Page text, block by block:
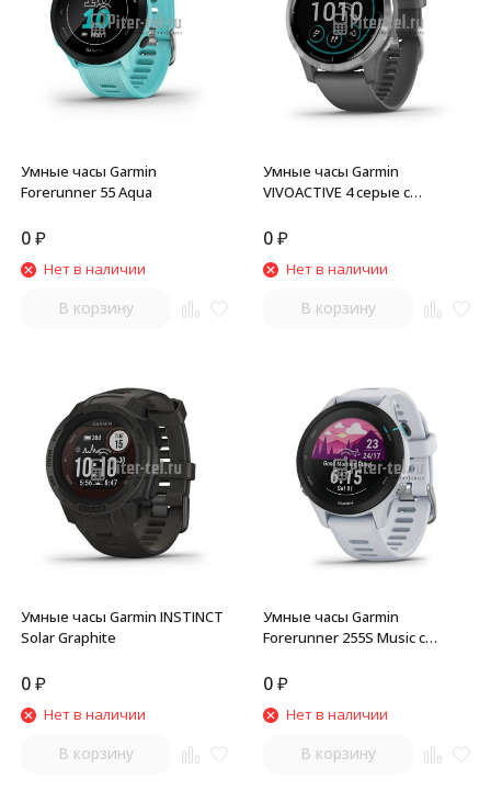
Умные часы Garmin
Forerunner 55 Aqua
0₽
Нет в наличии
В корзину
Умные часы Garmin
VIVOACTIVE 4 серые с
0₽
Нет в наличии
В корзину
Умные часы Garmin INSTINCT
Solar Graphite
0₽
Нет в наличии
В корзину
Умные часы Garmin
Forerunner 255S Music с
0₽
Нет в наличии
В корзину